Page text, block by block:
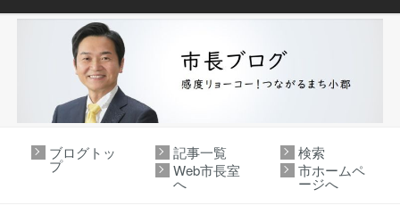
ブログトッ
プ
記事一覧
検索
Web市長室
へ
市ホームペ
ージへ